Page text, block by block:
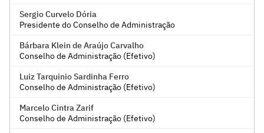
Sergio Curvelo Dória
Presidente do Conselho de Administração
Bárbara Klein de Araújo Carvalho
Conselho de Administração (Efetivo)
Luiz Tarquinio Sardinha Ferro
Conselho de Administração (Efetivo)
Marcelo Cintra Zarif
Conselho de Administração (Efetivo)